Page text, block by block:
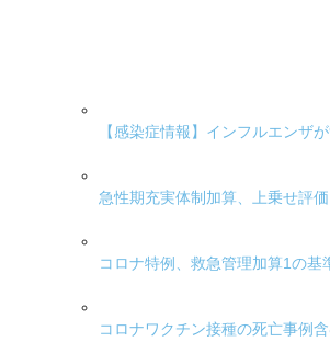
【感染症情報】インフルエンザ
急性期充実体制加算、上乗せ評
コロナ特例、救急管理加算1の
コロナワクチン接種の死亡事例